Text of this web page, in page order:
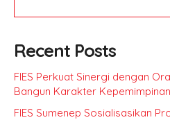
Recent Posts
FIES Perkuat Sinergi dengan
Bangun Karakter
FIES Sumenep Sosialisasikan